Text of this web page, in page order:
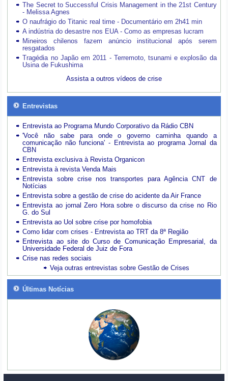
The Secret to Successful Crisis Management in the 21st Century
- Melissa Agnes
O naufrágio do Titanic real time - Documentário em 2h41 min
A indústria do desastre nos EUA - Como as empresas lucram
Mineiros chilenos fazem anúncio institucional após serem
resgatados
Tragédia no Japão em 2011 - Terremoto, tsunami e explosão da
Usina de Fukushima
Assista a outros vídeos de crise
Entrevistas
Entrevista ao Programa Mundo Corporativo da Rádio CBN
'Você não sabe para onde o governo caminha quando a
comunicação não funciona' - Entrevista ao programa Jornal da
CBN
Entrevista exclusiva à Revista Organicon
Entrevista à revista Venda Mais
Entrevista sobre crise nos transportes para Agência CNT de
Notícias
Entrevista sobre a gestão de crise do acidente da Air France
Entrevista ao jornal Zero Hora sobre o discurso da crise no Rio
G. do Sul
Entrevista ao Uol sobre crise por homofobia
Como lidar com crises - Entrevista ao TRT da 8ª Região
Entrevista ao site do Curso de Comunicação Empresarial, da
Universidade Federal de Juiz de Fora
Crise nas redes sociais
Veja outras entrevistas sobre Gestão de Crises
Últimas Notícias